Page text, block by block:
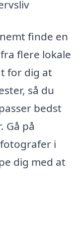
finde en
flere lokale
for dig at
så du
bedst
Gå på
i
dig med at